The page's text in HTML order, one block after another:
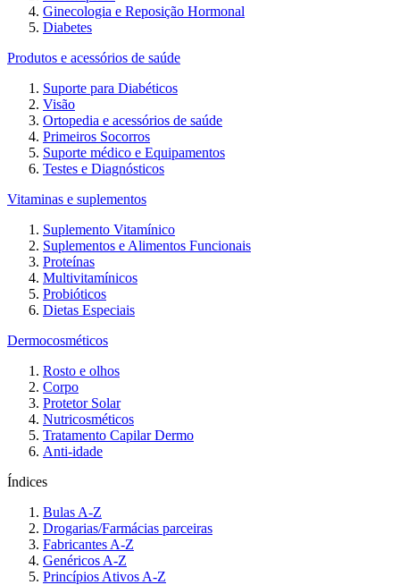
Ginecologia e Reposição Hormonal
Diabetes
Produtos e acessórios de saúde
Suporte para Diabéticos
Visão
Ortopedia e acessórios de saúde
Primeiros Socorros
Suporte médico e Equipamentos
Testes e Diagnósticos
Vitaminas e suplementos
Suplemento Vitamínico
Suplementos e Alimentos Funcionais
Proteínas
Multivitamínicos
Probióticos
Dietas Especiais
Dermocosméticos
Rosto e olhos
Corpo
Protetor Solar
Nutricosméticos
Tratamento Capilar Dermo
Anti-idade
Índices
Bulas A-Z
Drogarias/Farmácias parceiras
Fabricantes A-Z
Genéricos A-Z
Princípios Ativos A-Z